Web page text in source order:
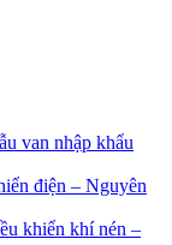
van nhập khẩu
điện – Nguyên
khiển khí nén –